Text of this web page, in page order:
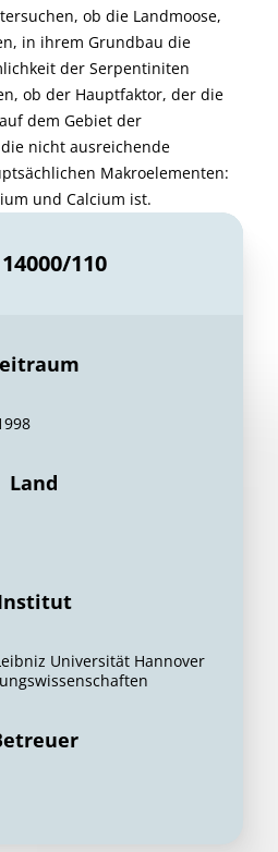
ob die Landmoose,
in ihrem Grundbau die
der Serpentiniten
ob der Hauptfaktor, der die
dem Gebiet der
nicht ausreichende
Makroelementen:
und Calcium ist.
110
Land
Universität Hannover